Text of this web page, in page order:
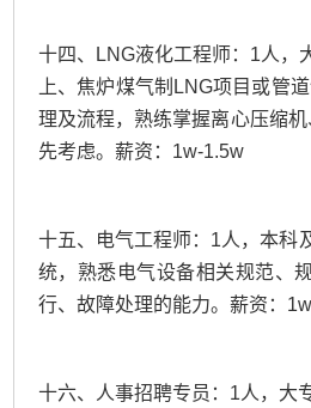
十四、LNG液化工程师 ： 1人，
上、焦炉煤气制LNG项目或管
理及流程，熟练掌握离心压缩
先考虑。薪资：1w-1.5w
十五、电气工程师 ： 1人，本科
统，熟悉电气设备相关规范、
行、故障处理的能力。薪资：
十六、人事招聘专员 ： 1人，大